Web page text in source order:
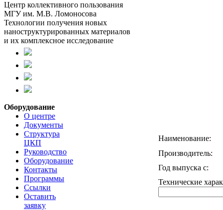
Центр коллективного пользования
МГУ им. М.В. Ломоносова
Технологии получения новых
наноструктурированных материалов
и их комплексное исследование
Оборудование
О центре
Документы
Структура
ЦКП
Руководство
Оборудование
Контакты
Программы
Ссылки
Оставить
заявку
Наименование:
Производитель:
Год выпуска с:
Технические